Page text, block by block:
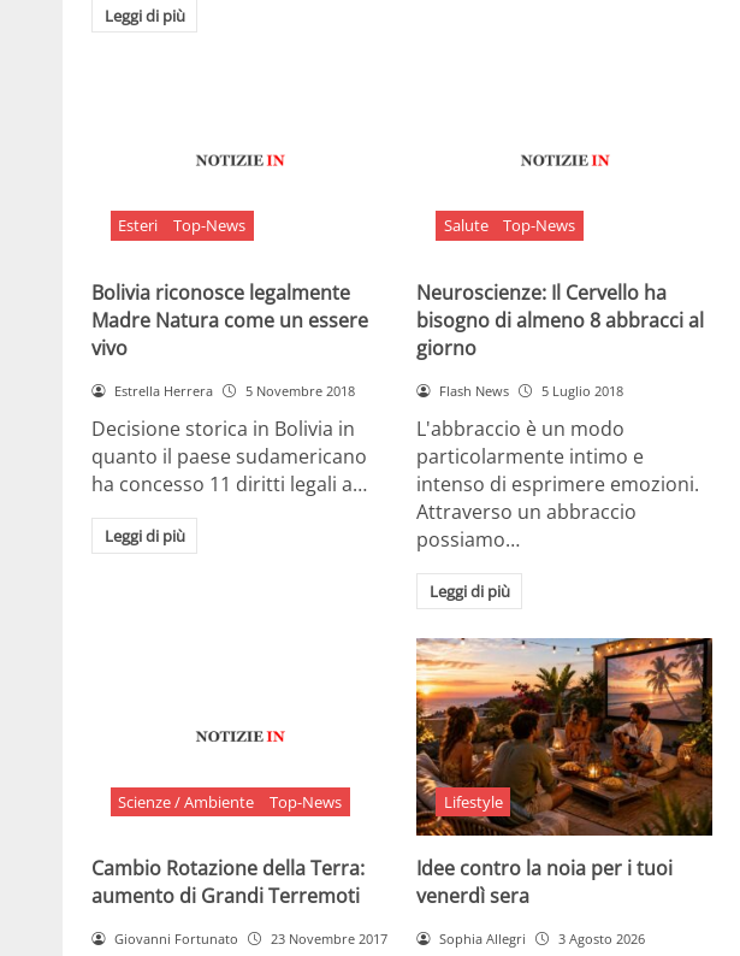
Leggi di più
Esteri Top-News
Bolivia riconosce legalmente
Madre Natura come un essere
vivo
Estrella Herrera 5 Novembre 2018
Decisione storica in Bolivia in
quanto il paese sudamericano
ha concesso 11 diritti legali a…
Leggi di più
Salute Top-News
Neuroscienze: Il Cervello ha
bisogno di almeno 8 abbracci al
giorno
Flash News 5 Luglio 2018
L'abbraccio è un modo
particolarmente intimo e
intenso di esprimere emozioni.
Attraverso un abbraccio
possiamo…
Leggi di più
Scienze / Ambiente Top-News
Cambio Rotazione della Terra:
aumento di Grandi Terremoti
Giovanni Fortunato 23 Novembre 2017
Lifestyle
Idee contro la noia per i tuoi
venerdì sera
Sophia Allegri 3 Agosto 2026